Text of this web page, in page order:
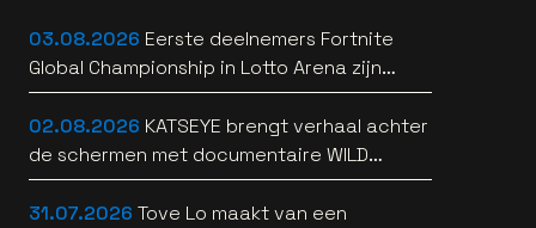
03.08.2026 Eerste deelnemers Fortnite
Global Championship in Lotto Arena zijn
bekend
02.08.2026 KATSEYE brengt verhaal achter
de schermen met documentaire WILD
HEARTS [trailer]
31.07.2026 Tove Lo maakt van een